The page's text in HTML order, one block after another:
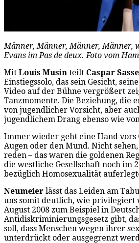
Männer, Männer, Männer, Männer,
Evans im Pas de deux. Foto vom
Mit Louis Musin teilt Caspar Sasse
Einstiegssolo, das sein Gesicht,
Video auf der Bühne vergrößert
Tanzmomente. Die Beziehung, die
von jugendlicher Vorsicht, aber
jugendlichem Drang ebenso wie
Immer wieder geht eine Hand vors
Augen oder den Mund. Nicht
reden – das waren die goldenen
die westliche Gesellschaft noch im
bezüglich Homosexualität
Neumeier lässt das Leiden am
uns somit deutlich, wie privilegiert
August 2008 zum Beispiel in
Antidiskriminierungsgesetz gibt,
soll, dass Menschen wegen ihrer
unterdrückt oder ausgegrenzt